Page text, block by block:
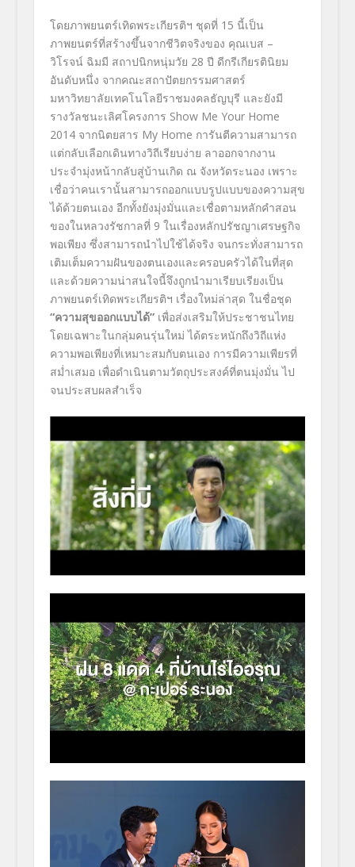
โดยภาพยนตร์เทิดพระเกียรติฯ ชุดที่ 15 นี้เป็น
ภาพยนตร์ที่สร้างขึ้นจากชีวิตจริงของ คุณเบส –
วิโรจน์ ฉิมมี สถาปนิกหนุ่มวัย 28 ปี ดีกรีเกียรตินิยม
อันดับหนึ่ง จากคณะสถาปัตยกรรมศาสตร์
มหาวิทยาลัยเทคโนโลยีราชมงคลธัญบุรี และยังมี
รางวัลชนะเลิศโครงการ Show Me Your Home
2014 จากนิตยสาร My Home การันตีความสามารถ
แต่กลับเลือกเดินทางวิถีเรียบง่าย ลาออกจากงาน
ประจำมุ่งหน้ากลับสู่บ้านเกิด ณ จังหวัดระนอง เพราะ
เชื่อว่าคนเรานั้นสามารถออกแบบรูปแบบของความสุข
ได้ด้วยตนเอง อีกทั้งยังมุ่งมั่นและเชื่อตามหลักคำสอน
ของในหลวงรัชกาลที่ 9 ในเรื่องหลักปรัชญาเศรษฐกิจ
พอเพียง ซึ่งสามารถนำไปใช้ได้จริง จนกระทั่งสามารถ
เติมเต็มความฝันของตนเองและครอบครัวได้ในที่สุด
และด้วยความน่าสนใจนี้จึงถูกนำมาเรียบเรียงเป็น
ภาพยนตร์เทิดพระเกียรติฯ เรื่องใหม่ล่าสุด ในชื่อชุด
“ความสุขออกแบบได้”เพื่อส่งเสริมให้ประชาชนไทย
โดยเฉพาะในกลุ่มคนรุ่นใหม่ ได้ตระหนักถึงวิถีแห่ง
ความพอเพียงที่เหมาะสมกับตนเอง การมีความเพียรที่
สม่ำเสมอ เพื่อดำเนินตามวัตถุประสงค์ที่ตนมุ่งมั่น ไป
จนประสบผลสำเร็จ